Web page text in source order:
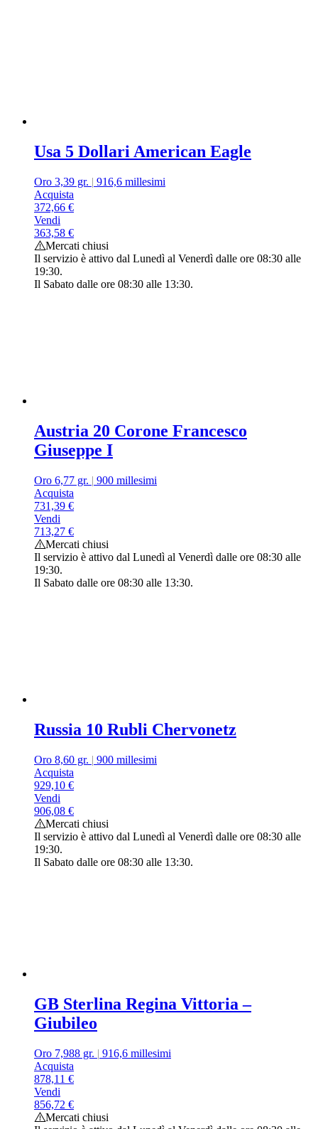
Usa 5 Dollari American Eagle
Oro 3,39 gr. | 916,6 millesimi
Acquista
372,66 €
Vendi
363,58 €
Mercati chiusi
Il servizio è attivo dal Lunedì al Venerdì dalle ore 08:30 alle
19:30.
Il Sabato dalle ore 08:30 alle 13:30.
Austria 20 Corone Francesco
Giuseppe I
Oro 6,77 gr. | 900 millesimi
Acquista
731,39 €
Vendi
713,27 €
Mercati chiusi
Il servizio è attivo dal Lunedì al Venerdì dalle ore 08:30 alle
19:30.
Il Sabato dalle ore 08:30 alle 13:30.
Russia 10 Rubli Chervonetz
Oro 8,60 gr. | 900 millesimi
Acquista
929,10 €
Vendi
906,08 €
Mercati chiusi
Il servizio è attivo dal Lunedì al Venerdì dalle ore 08:30 alle
19:30.
Il Sabato dalle ore 08:30 alle 13:30.
GB Sterlina Regina Vittoria –
Giubileo
Oro 7,988 gr. | 916,6 millesimi
Acquista
878,11 €
Vendi
856,72 €
Mercati chiusi